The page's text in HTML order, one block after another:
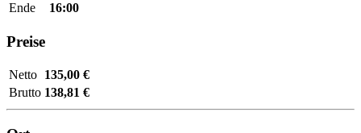
Ende
16:00
Preise
Netto 135,00 €
Brutto 138,81 €